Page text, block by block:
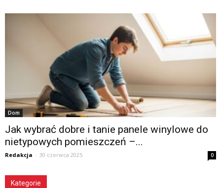
Dom
Jak wybrać dobre i tanie panele winylowe do
nietypowych pomieszczeń –...
Redakcja - 30 czerwca 2025 0
Kategorie